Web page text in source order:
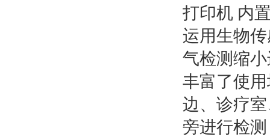
打印机 内
运用生物
气检测缩
丰富了使
边、诊疗
旁进行检